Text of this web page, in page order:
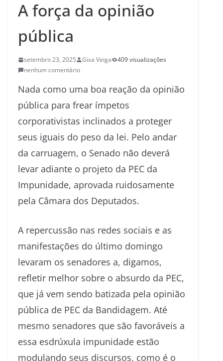
A força da opinião
pública
setembro 23, 2025 Gisa Veiga
409 visualizações
nenhum comentário
Nada como uma boa reação da opinião
pública para frear ímpetos
corporativistas inclinados a proteger
seus iguais do peso da lei. Pelo andar
da carruagem, o Senado não deverá
levar adiante o projeto da PEC da
Impunidade, aprovada ruidosamente
pela Câmara dos Deputados.
A repercussão nas redes sociais e as
manifestações do último domingo
levaram os senadores a, digamos,
refletir melhor sobre o absurdo da PEC,
que já vem sendo batizada pela opinião
pública de PEC da Bandidagem. Até
mesmo senadores que são favoráveis a
essa esdrúxula impunidade estão
modulando seus discursos, como é o